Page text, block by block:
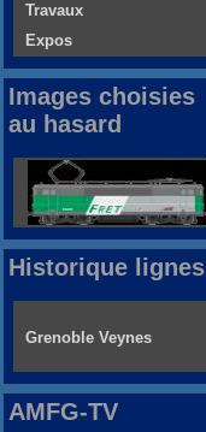
Travaux
Expos
Images choisies
au hasard
Historique lignes
Grenoble Veynes
AMFG-TV